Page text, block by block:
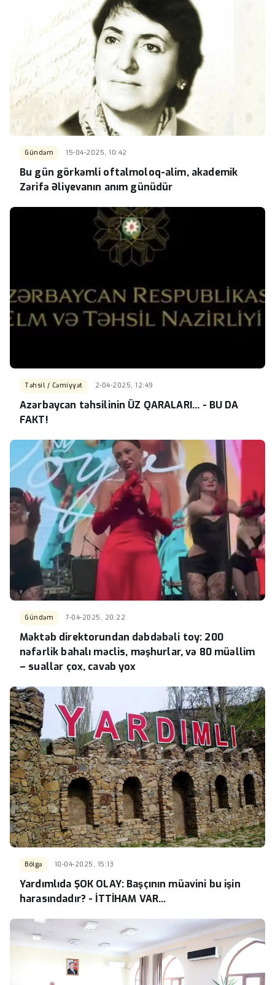
Gündəm 15-04-2025, 10:42
Bu gün görkəmli oftalmoloq-alim, akademik
Zərifə Əliyevanın anım günüdür
Təhsil / Cəmiyyət 2-04-2025, 12:49
Azərbaycan təhsilinin ÜZ QARALARI... - BU DA
FAKT!
Gündəm 7-04-2025, 20:22
Məktəb direktorundan dəbdəbəli toy: 200
nəfərlik bahalı məclis, məşhurlar, və 80 müəllim
– suallar çox, cavab yox
Bölgə 10-04-2025, 15:13
Yardımlıda ŞOK OLAY: Başçının müavini bu işin
harasındadır? - İTTİHAM VAR...